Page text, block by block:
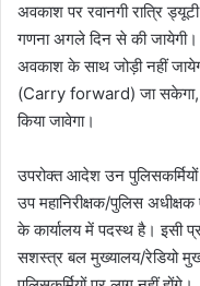
अवकाश पर रवानगी रात्रि
गणना अगले दिन से की जायेगी।
अवकाश के साथ जोड़ी नहीं
(Carry forward) जा
किया जावेगा।
उपरोक्त आदेश उन पुलिसकर्मियों
उप महानिरीक्षक/पुलिस
के कार्यालय में पदस्थ है। इसी
सशस्त्र बल मुख्यालय/रेडियो